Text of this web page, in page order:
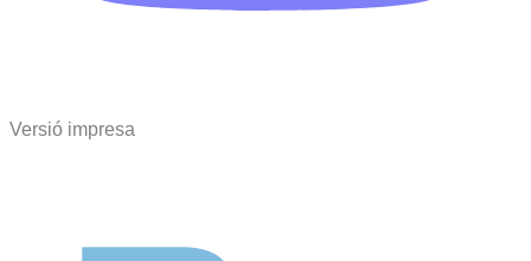
Versió impresa